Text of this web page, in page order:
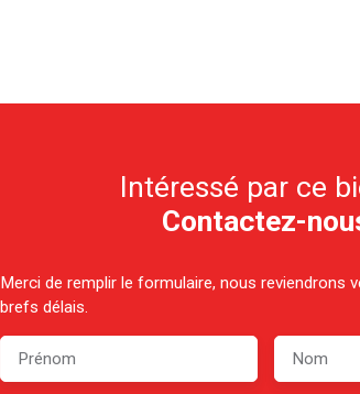
Intéressé par ce
Contactez-
Merci de remplir le formulaire, nous reviendrons
brefs délais.
Prénom Nom